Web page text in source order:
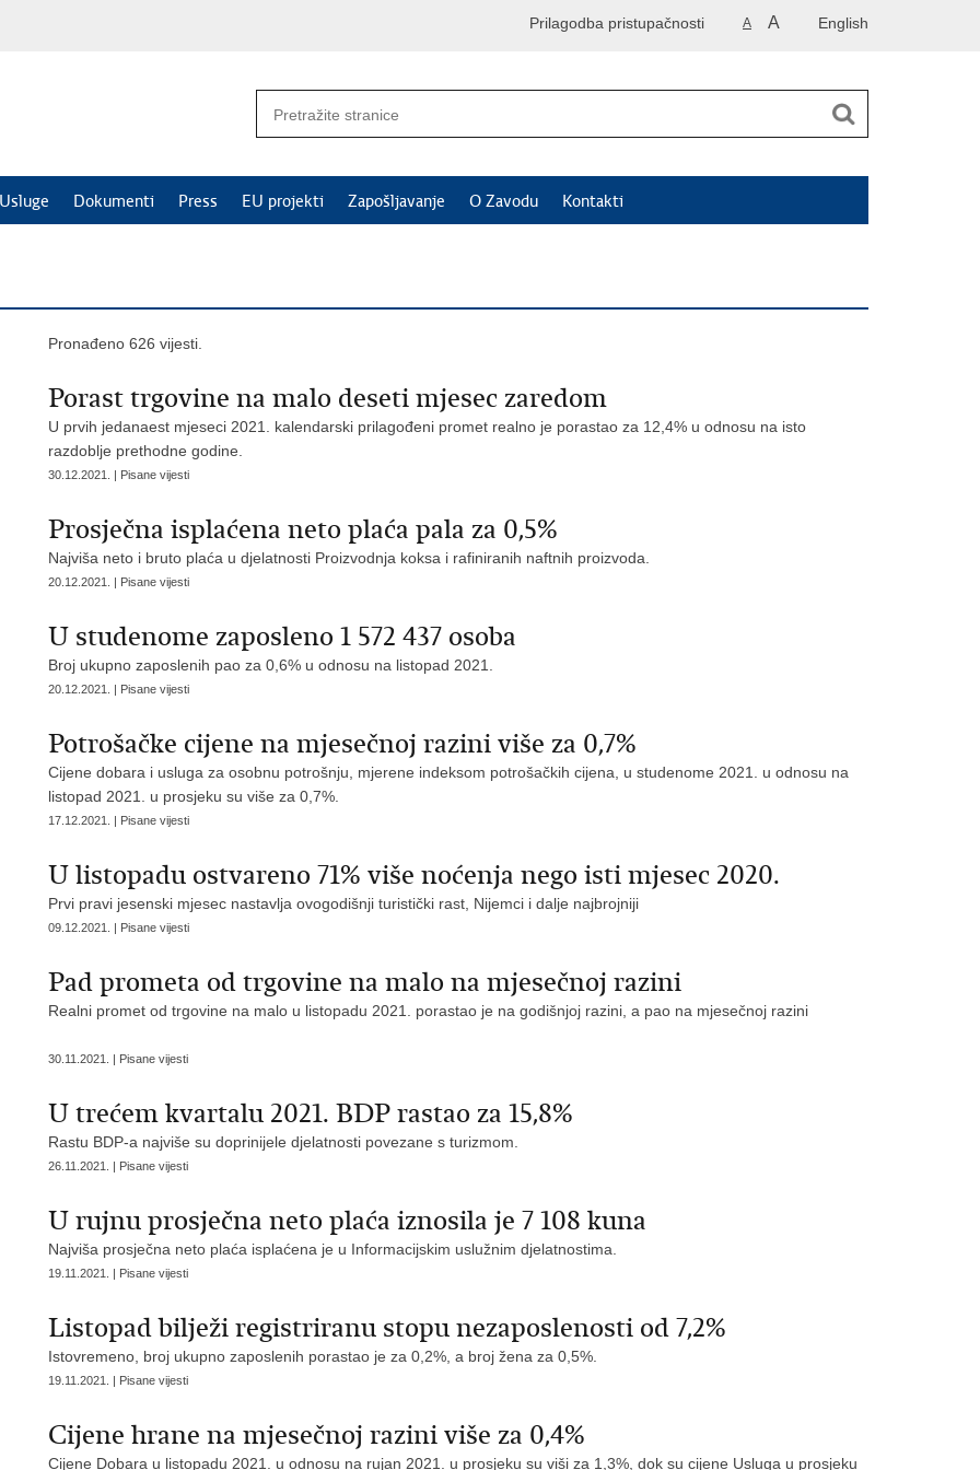
English
A A
Prilagodba pristupačnosti
Usluge Dokumenti Press EU projekti Zapošljavanje O Zavodu Kontakti
Pronađeno 626 vijesti.
Porast trgovine na malo deseti mjesec zaredom
U prvih jedanaest mjeseci 2021. kalendarski prilagođeni promet realno je porastao za 12,4% u odnosu na isto
razdoblje prethodne godine.
30.12.2021. | Pisane vijesti
Prosječna isplaćena neto plaća pala za 0,5%
Najviša neto i bruto plaća u djelatnosti Proizvodnja koksa i rafiniranih naftnih proizvoda.
20.12.2021. | Pisane vijesti
U studenome zaposleno 1 572 437 osoba
Broj ukupno zaposlenih pao za 0,6% u odnosu na listopad 2021.
20.12.2021. | Pisane vijesti
Potrošačke cijene na mjesečnoj razini više za 0,7%
Cijene dobara i usluga za osobnu potrošnju, mjerene indeksom potrošačkih cijena, u studenome 2021. u odnosu na
listopad 2021. u prosjeku su više za 0,7%.
17.12.2021. | Pisane vijesti
U listopadu ostvareno 71% više noćenja nego isti mjesec 2020.
Prvi pravi jesenski mjesec nastavlja ovogodišnji turistički rast, Nijemci i dalje najbrojniji
09.12.2021. | Pisane vijesti
Pad prometa od trgovine na malo na mjesečnoj razini
Realni promet od trgovine na malo u listopadu 2021. porastao je na godišnjoj razini, a pao na mjesečnoj razini
30.11.2021. | Pisane vijesti
U trećem kvartalu 2021. BDP rastao za 15,8%
Rastu BDP-a najviše su doprinijele djelatnosti povezane s turizmom.
26.11.2021. | Pisane vijesti
U rujnu prosječna neto plaća iznosila je 7 108 kuna
Najviša prosječna neto plaća isplaćena je u Informacijskim uslužnim djelatnostima.
19.11.2021. | Pisane vijesti
Listopad bilježi registriranu stopu nezaposlenosti od 7,2%
Istovremeno, broj ukupno zaposlenih porastao je za 0,2%, a broj žena za 0,5%.
19.11.2021. | Pisane vijesti
Cijene hrane na mjesečnoj razini više za 0,4%
Cijene Dobara u listopadu 2021. u odnosu na rujan 2021. u prosjeku su viši za 1,3%, dok su cijene Usluga u prosjeku